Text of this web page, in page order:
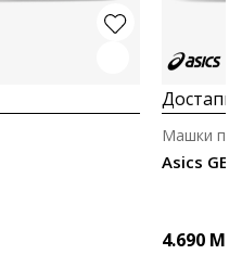
Asics
Машки
4.690